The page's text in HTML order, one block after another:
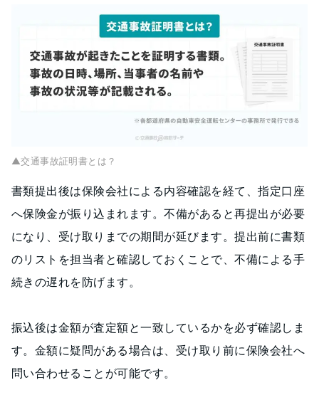
▲交通事故証明書とは？
書類提出後は保険会社による内容確認を経て、指定口座
へ保険金が振り込まれます。不備があると再提出が必要
になり、受け取りまでの期間が延びます。提出前に書類
のリストを担当者と確認しておくことで、不備による手
続きの遅れを防げます。
振込後は金額が査定額と一致しているかを必ず確認しま
す。金額に疑問がある場合は、受け取り前に保険会社へ
問い合わせることが可能です。